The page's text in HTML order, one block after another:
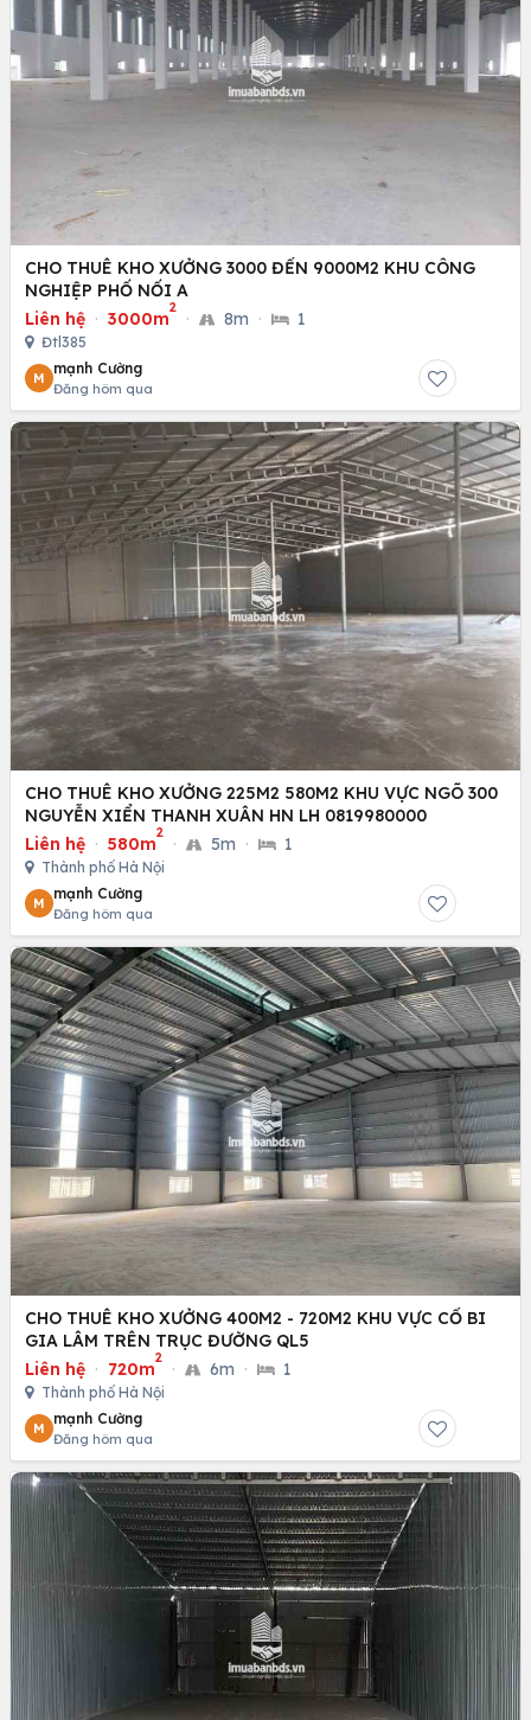
CHO THUÊ KHO XƯỞNG 3000 ĐẾN 9000M2 KHU CÔNG
NGHIỆP PHỐ NỐI A
Liên hệ · 3000m
2
· 8m · 1
Đtl385
M
mạnh Cường
Đăng hôm qua
CHO THUÊ KHO XƯỞNG 225M2 580M2 KHU VỰC NGÕ 300
NGUYỄN XIỂN THANH XUÂN HN LH 0819980000
Liên hệ · 580m
2
· 5m · 1
Thành phố Hà Nội
M
mạnh Cường
Đăng hôm qua
CHO THUÊ KHO XƯỞNG 400M2 - 720M2 KHU VỰC CỔ BI
GIA LÂM TRÊN TRỤC ĐƯỜNG QL5
Liên hệ · 720m
2
· 6m · 1
Thành phố Hà Nội
M
mạnh Cường
Đăng hôm qua